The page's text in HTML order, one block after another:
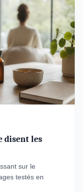
disent les
sur le
testés en